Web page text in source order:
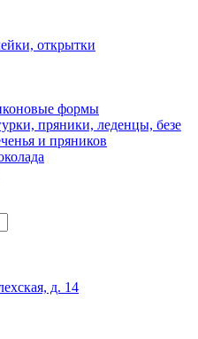
открытки
формы
пряники, леденцы, безе
и пряников
д. 14